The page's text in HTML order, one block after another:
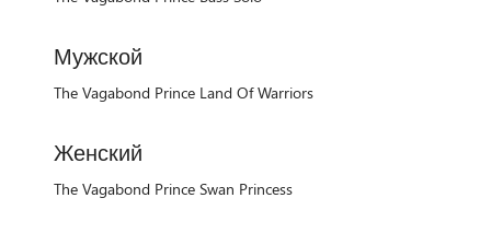
Мужской
The Vagabond Prince Land Of Warriors
Женский
The Vagabond Prince Swan Princess